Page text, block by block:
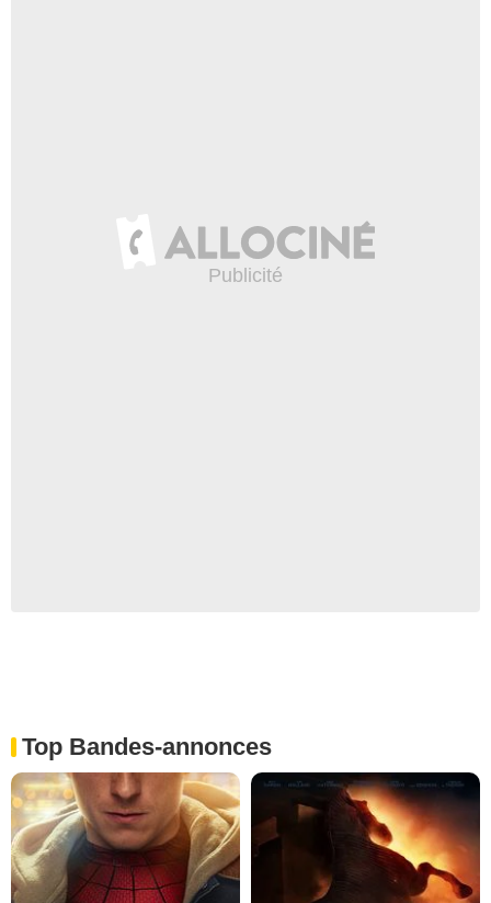
Top Bandes-annonces